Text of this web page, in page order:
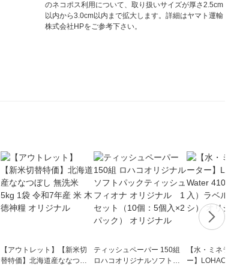
のネコポス利用について、取り扱いサイズが厚さ2.5cm
以内から3.0cm以内まで拡大します。詳細はヤマト運輸
株式会社HPをご参考下さい。
【アウトレット】【新米切
替特価】北海道産ななつぼ
ティッシュペーパー 150組
ロハコオリジナルソフトパ
【水・ミネラ
ー】LOHACO